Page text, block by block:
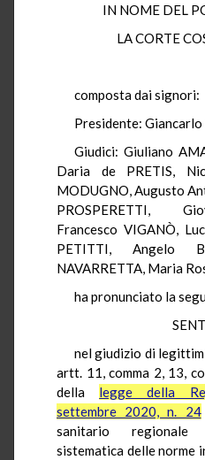
IN NOME DEL
LA CORTE
composta dai signori:
Presidente: Giancarlo
Giudici: Giuliano
Daria de PRETIS,
MODUGNO, Augusto
PROSPERETTI,
Francesco VIGANÒ,
PETITTI, Angelo
NAVARRETTA, Maria
ha pronunciato la
nel giudizio di
artt. 11, comma 2, 13,
della legge della
settembre 2020, n. 24
sanitario regionale
sistematica delle norme